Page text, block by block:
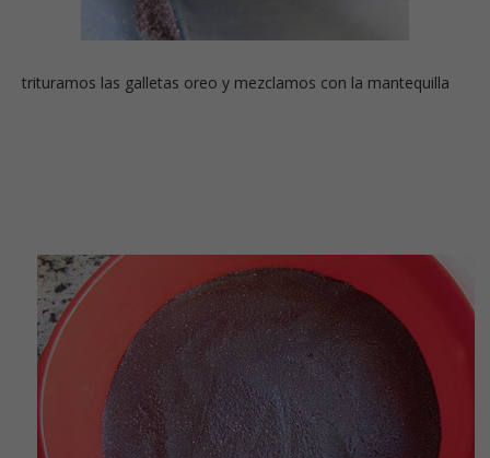
trituramos las galletas oreo y mezclamos con la mantequilla